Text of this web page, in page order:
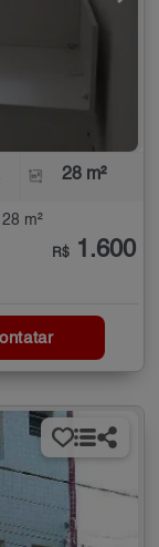
28 m²
m²
R$ 1.600